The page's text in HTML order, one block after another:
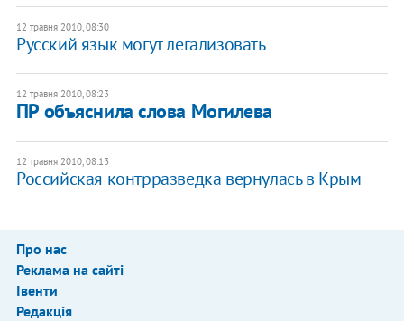
12 травня 2010, 08:30
Русский язык могут легализовать
12 травня 2010, 08:23
ПР объяснила слова Могилева
12 травня 2010, 08:13
Российская контрразведка вернулась в Крым
Про нас
Реклама на сайті
Івенти
Редакція